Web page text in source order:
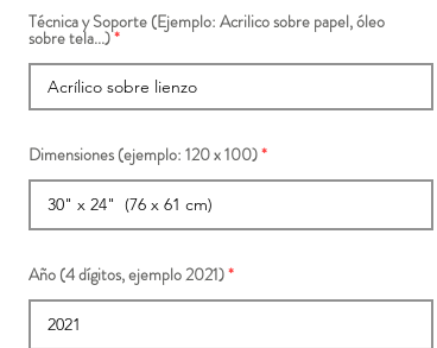
Técnica y Soporte (Ejemplo: Acrilico sobre papel, óleo
sobre tela...)
Dimensiones (ejemplo: 120 x 100)
Año (4 dígitos, ejemplo 2021)